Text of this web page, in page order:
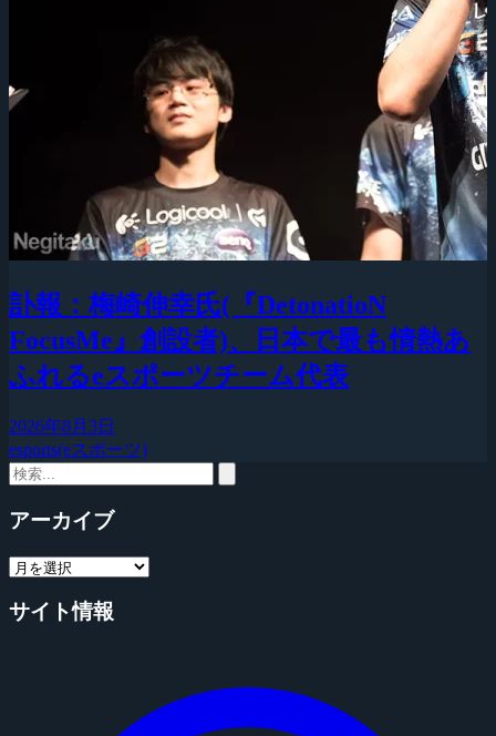
訃報：梅崎伸幸氏(『DetonatioN
FocusMe』創設者)、日本で最も情熱あ
ふれるeスポーツチーム代表
2026年8月3日
esports(eスポーツ)
アーカイブ
サイト情報